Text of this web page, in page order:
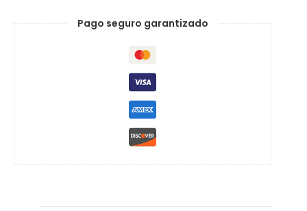
Pago seguro garantizado